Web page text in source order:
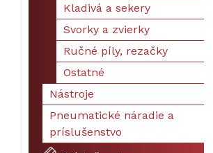
Kladivá a sekery
Svorky a zvierky
Ručné píly, rezačky
Ostatné
Nástroje
Pneumatické náradie a
príslušenstvo